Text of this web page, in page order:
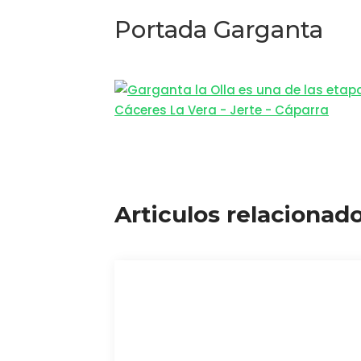
Portada Garganta
Articulos